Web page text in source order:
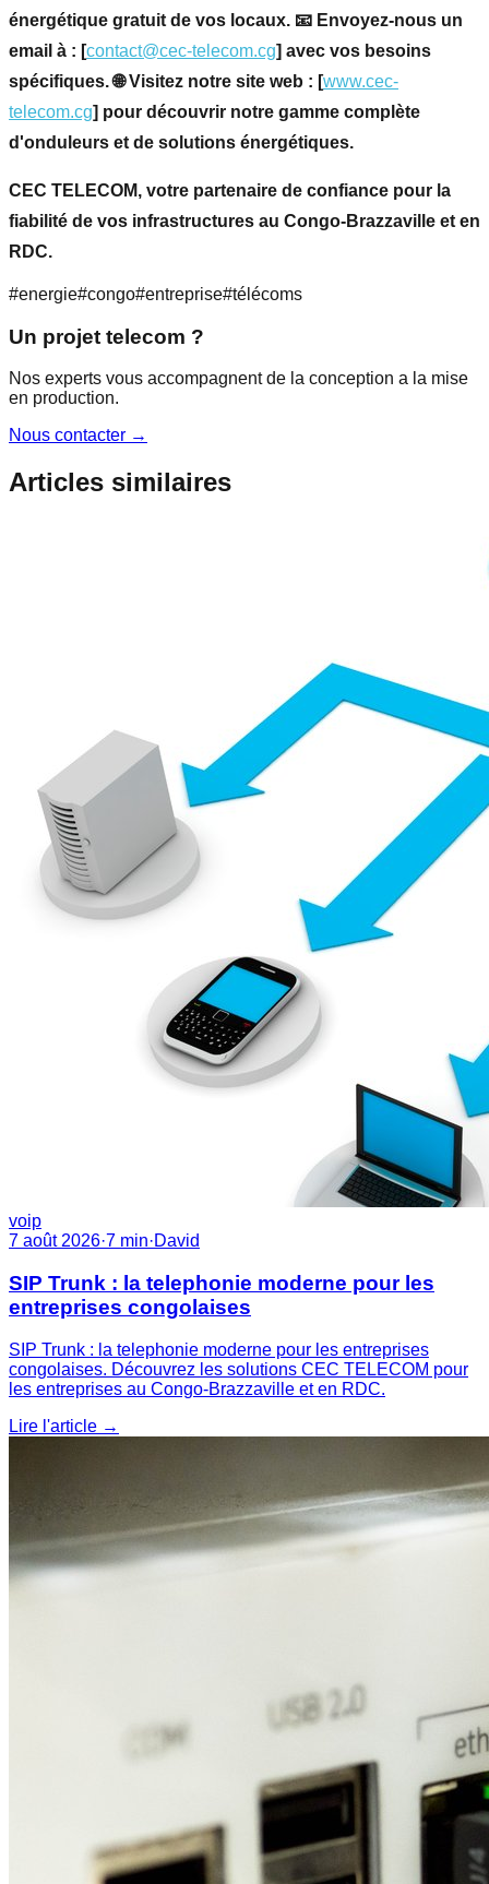
énergétique gratuit de vos locaux. 📧 Envoyez-nous un
email à : [contact@cec-telecom.cg] avec vos besoins
spécifiques. 🌐 Visitez notre site web : [www.cec-
telecom.cg] pour découvrir notre gamme complète
d'onduleurs et de solutions énergétiques.
CEC TELECOM, votre partenaire de confiance pour la
fiabilité de vos infrastructures au Congo-Brazzaville et en
RDC.
#energie#congo#entreprise#télécoms
Un projet telecom ?
Nos experts vous accompagnent de la conception a la mise
en production.
Nous contacter →
Articles similaires
voip
7 août 2026·7 min·David
SIP Trunk : la telephonie moderne pour les
entreprises congolaises
SIP Trunk : la telephonie moderne pour les entreprises
congolaises. Découvrez les solutions CEC TELECOM pour
les entreprises au Congo-Brazzaville et en RDC.
Lire l'article →